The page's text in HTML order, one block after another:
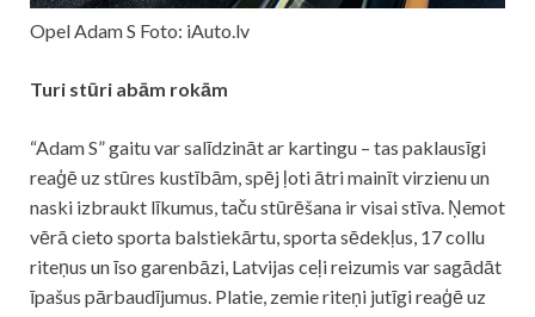
Opel Adam S Foto: iAuto.lv
Turi stūri abām rokām
“Adam S” gaitu var salīdzināt ar kartingu – tas paklausīgi
reaģē uz stūres kustībām, spēj ļoti ātri mainīt virzienu un
naski izbraukt līkumus, taču stūrēšana ir visai stīva. Ņemot
vērā cieto sporta balstiekārtu, sporta sēdekļus, 17 collu
riteņus un īso garenbāzi, Latvijas ceļi reizumis var sagādāt
īpašus pārbaudījumus. Platie, zemie riteņi jutīgi reaģē uz